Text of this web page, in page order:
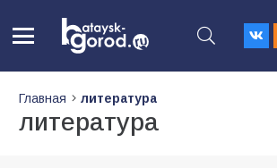
Главная литература
литература